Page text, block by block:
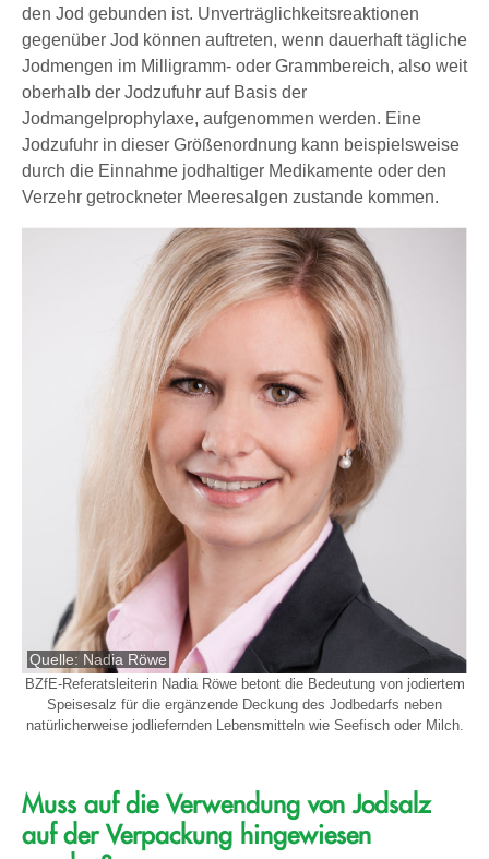
den Jod gebunden ist. Unverträglichkeitsreaktionen
gegenüber Jod können auftreten, wenn dauerhaft tägliche
Jodmengen im Milligramm- oder Grammbereich, also weit
oberhalb der Jodzufuhr auf Basis der
Jodmangelprophylaxe, aufgenommen werden. Eine
Jodzufuhr in dieser Größenordnung kann beispielsweise
durch die Einnahme jodhaltiger Medikamente oder den
Verzehr getrockneter Meeresalgen zustande kommen.
Quelle: Nadia Röwe
BZfE-Referatsleiterin Nadia Röwe betont die Bedeutung von jodiertem
Speisesalz für die ergänzende Deckung des Jodbedarfs neben
natürlicherweise jodliefernden Lebensmitteln wie Seefisch oder Milch.
Muss auf die Verwendung von Jodsalz
auf der Verpackung hingewiesen